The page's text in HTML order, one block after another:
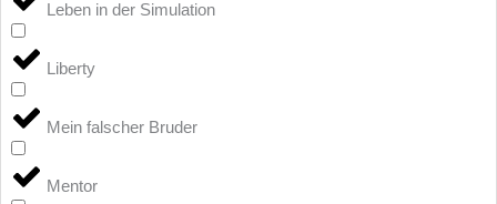
Leben in der Simulation
Liberty
Mein falscher Bruder
Mentor